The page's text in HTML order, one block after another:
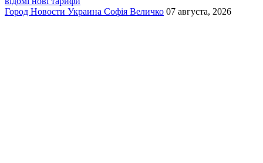
Город Новости Украина Софія Величко 07 августа, 2026